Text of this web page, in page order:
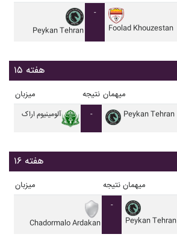
Peykan Tehran
-
Foolad Khouzestan
هفته ۱۵
میزبان نتیجه میهمان
آلومينيوم اراک - Peykan Tehran
هفته ۱۶
میزبان نتیجه میهمان
Chadormalo Ardakan
-
Peykan Tehran